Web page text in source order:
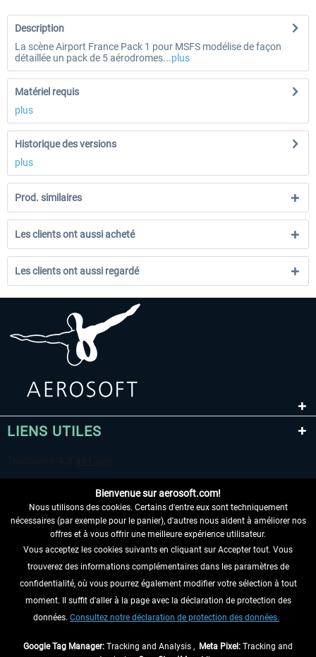
Description
La scène Airport France Pack 1 pour MSFS modélise de façon
détaillée un pack de 5 aérodromes...plus
Matériel requis
plus
Historique des versions
plus
Prod. similaires
Les clients ont aussi acheté
Les clients ont aussi regardé
LIENS UTILES
RENONCER AU CONTRAT ICI
INFORMATIONS
NE MANQUEZ PAS LES DERNIÈRES
Bienvenue sur aerosoft.com!
Nous utilisons des cookies. Certains d'entre eux sont techniquement
nécessaires (par exemple pour le panier), d'autres nous aident à améliorer nos
offres et à vous offrir une meilleure expérience utilisateur.
Vous acceptez les cookies suivants en cliquant sur Accepter tout. Vous
trouverez des informations complémentaires dans les paramètres de
confidentialité, où vous pourrez également modifier votre sélection à tout
moment. Il suffit d'aller à la page avec la déclaration de protection des
données. Consultez notre déclaration de protection des données.
Google Tag Manager: Tracking and Analysis , Meta Pixel: Tracking and